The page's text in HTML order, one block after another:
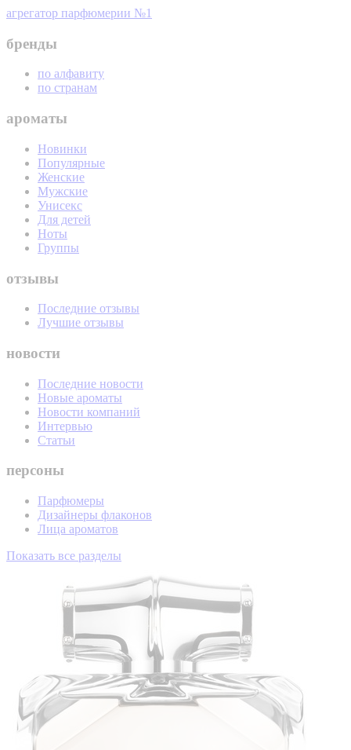
агрегатор парфюмерии №1
бренды
по алфавиту
по странам
ароматы
Новинки
Популярные
Женские
Мужские
Унисекс
Для детей
Ноты
Группы
отзывы
Последние отзывы
Лучшие отзывы
новости
Последние новости
Новые ароматы
Новости компаний
Интервью
Статьи
персоны
Парфюмеры
Дизайнеры флаконов
Лица ароматов
Показать все разделы